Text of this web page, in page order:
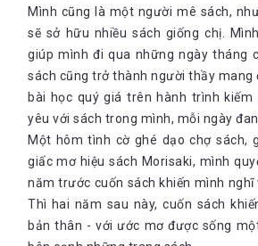
Mình cũng là một người mê sách,
sẽ sở hữu nhiều sách giống chị.
giúp mình đi qua những ngày tháng
sách cũng trở thành người thầy mang
bài học quý giá trên hành trình
yêu với sách trong mình, mỗi ngày
Một hôm tình cờ ghé dạo chợ sách,
giấc mơ hiệu sách Morisaki, mình
năm trước cuốn sách khiến mình nghĩ
Thì hai năm sau này, cuốn sách
bản thân - với ước mơ được sống